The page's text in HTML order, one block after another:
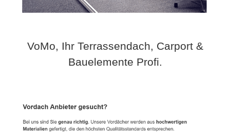
VoMo, Ihr Terrassendach, Carport &
Bauelemente Profi.